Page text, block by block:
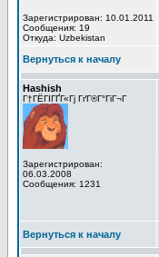
Зарегистрирован: 10.01.2011
Сообщения: 19
Откуда: Uzbekistan
Вернуться к началу
Hashish
Г†ГЁГІГҐГ«Гј ГґГ®Г°ГіГ¬Г
Зарегистрирован:
06.03.2008
Сообщения: 1231
Вернуться к началу